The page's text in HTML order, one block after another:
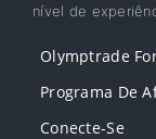
nível de
Olymptrade
Programa De
Conecte-Se